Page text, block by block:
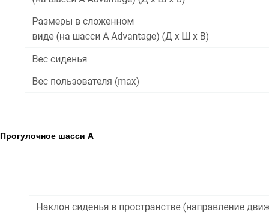
Прогулочное шасси A